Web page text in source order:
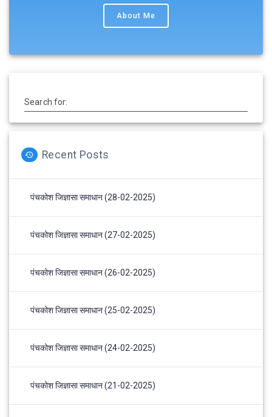
About Me
Search for:
Recent Posts
पंचकोश जिज्ञासा समाधान (28-02-2025)
पंचकोश जिज्ञासा समाधान (27-02-2025)
पंचकोश जिज्ञासा समाधान (26-02-2025)
पंचकोश जिज्ञासा समाधान (25-02-2025)
पंचकोश जिज्ञासा समाधान (24-02-2025)
पंचकोश जिज्ञासा समाधान (21-02-2025)